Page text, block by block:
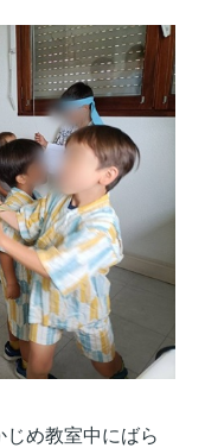
め教室中にばら